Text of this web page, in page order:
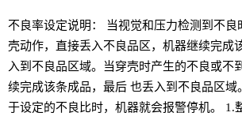
不良率设定说明：
当视觉和压力检测到不良
壳动作，直接丢入不良品区，机器继续完成
入到不良品区域。当穿壳时产生的不良或不
续完成该条成品，最后 也丢入到不良品区域
于设定的不良比时，机器就会报警停机。 1.